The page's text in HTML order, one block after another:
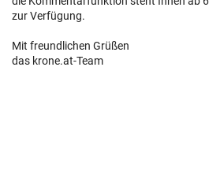
zur Verfügung.
Mit freundlichen Grüßen
das krone.at-Team